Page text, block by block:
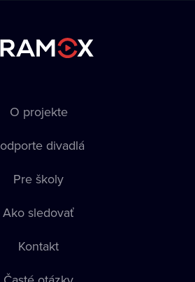
O projekte
divadlá
Pre školy
Ako sledovať
Kontakt